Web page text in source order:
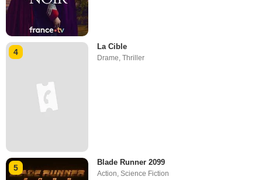
4
La Cible
Drame ,Thriller
5
Blade Runner 2099
Action,Science Fiction